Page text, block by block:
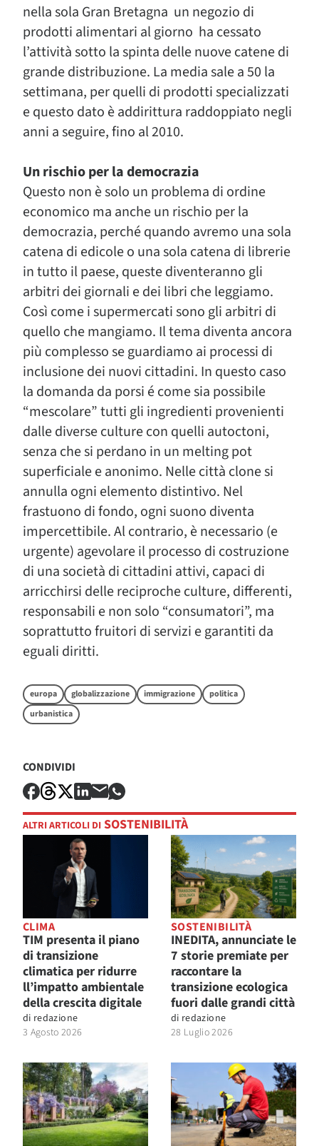
nella sola Gran Bretagna un negozio di
prodotti alimentari al giorno ha cessato
l’attività sotto la spinta delle nuove catene di
grande distribuzione. La media sale a 50 la
settimana, per quelli di prodotti specializzati
e questo dato è addirittura raddoppiato negli
anni a seguire, fino al 2010.
Un rischio per la democrazia
Questo non è solo un problema di ordine
economico ma anche un rischio per la
democrazia, perché quando avremo una sola
catena di edicole o una sola catena di librerie
in tutto il paese, queste diventeranno gli
arbitri dei giornali e dei libri che leggiamo.
Così come i supermercati sono gli arbitri di
quello che mangiamo. Il tema diventa ancora
più complesso se guardiamo ai processi di
inclusione dei nuovi cittadini. In questo caso
la domanda da porsi é come sia possibile
“mescolare” tutti gli ingredienti provenienti
dalle diverse culture con quelli autoctoni,
senza che si perdano in un melting pot
superficiale e anonimo. Nelle città clone si
annulla ogni elemento distintivo. Nel
frastuono di fondo, ogni suono diventa
impercettibile. Al contrario, è necessario (e
urgente) agevolare il processo di costruzione
di una società di cittadini attivi, capaci di
arricchirsi delle reciproche culture, differenti,
responsabili e non solo “consumatori”, ma
soprattutto fruitori di servizi e garantiti da
eguali diritti.
europa globalizzazione immigrazione
politica
urbanistica
CONDIVIDI
ALTRI ARTICOLI DI SOSTENIBILITÀ
CLIMA
TIM presenta il piano
di transizione
climatica per ridurre
ll’impatto ambientale
della crescita digitale
di redazione
3 Agosto 2026
SOSTENIBILITÀ
INEDITA, annunciate le
7 storie premiate per
raccontare la
transizione ecologica
fuori dalle grandi città
di redazione
28 Luglio 2026